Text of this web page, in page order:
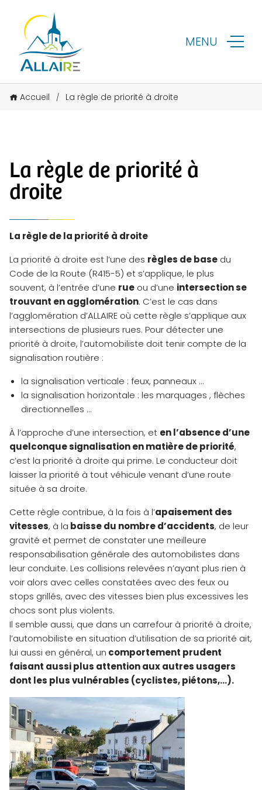
MENU
Accueil / La règle de priorité à droite
La règle de priorité à
droite
La règle de la priorité à droite
La priorité à droite est l’une des règles de base du
Code de la Route (R415-5) et s’applique, le plus
souvent, à l’entrée d’une rue ou d’une intersection se
trouvant en agglomération. C’est le cas dans
l’agglomération d’ALLAIRE où cette règle s’applique aux
intersections de plusieurs rues. Pour détecter une
priorité à droite, l’automobiliste doit tenir compte de la
signalisation routière :
la signalisation verticale : feux, panneaux …
la signalisation horizontale : les marquages , flèches
directionnelles …
À l’approche d’une intersection, et en l’absence d’une
quelconque signalisation en matière de priorité,
c’est la priorité à droite qui prime. Le conducteur doit
laisser la priorité à tout véhicule venant d’une route
située à sa droite.
Cette règle contribue, à la fois à l’apaisement des
vitesses, à la baisse du nombre d’accidents, de leur
gravité et permet de constater une meilleure
responsabilisation générale des automobilistes dans
leur conduite. Les collisions relevées n’ayant plus rien à
voir alors avec celles constatées avec des feux ou
stops grillés, avec des vitesses bien plus excessives les
chocs sont plus violents.
Il semble aussi, que dans un carrefour à priorité à droite,
l’automobiliste en situation d’utilisation de sa priorité ait,
lui aussi en général, un comportement prudent
faisant aussi plus attention aux autres usagers
dont les plus vulnérables (cyclistes, piétons,…).